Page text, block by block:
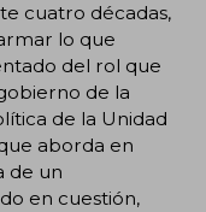
cuatro décadas,
lo que
del rol que
de la
de la Unidad
aborda en
de un
en cuestión,